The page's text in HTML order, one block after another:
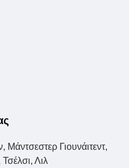
Μάντσεστερ Γιουνάιτεντ,
Λιλ